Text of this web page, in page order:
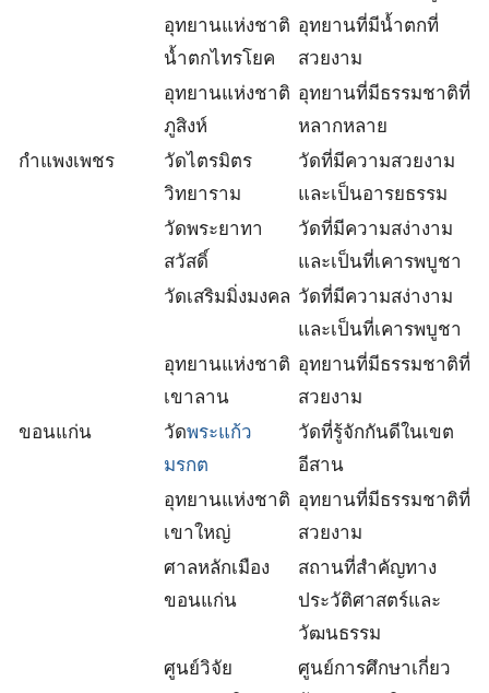
อุทยานแห่งชาติ
น้ำตกไทรโยค
อุทยานที่มีน้ำตกที่
สวยงาม
อุทยานแห่งชาติ
ภูสิงห์
อุทยานที่มีธรรมชาติที่
หลากหลาย
กำแพงเพชร
วัดไตรมิตร
วิทยาราม
วัดที่มีความสวยงาม
และเป็นอารยธรรม
วัดพระยาทา
สวัสดิ์
วัดที่มีความสง่างาม
และเป็นที่เคารพบูชา
วัดเสริมมิ่งมงคล วัดที่มีความสง่างาม
และเป็นที่เคารพบูชา
อุทยานแห่งชาติ
เขาลาน
อุทยานที่มีธรรมชาติที่
สวยงาม
ขอนแก่น
วัดพระแก้ว
มรกต
วัดที่รู้จักกันดีในเขต
อีสาน
อุทยานแห่งชาติ
เขาใหญ่
อุทยานที่มีธรรมชาติที่
สวยงาม
ศาลหลักเมือง
ขอนแก่น
สถานที่สำคัญทาง
ประวัติศาสตร์และ
วัฒนธรรม
ศูนย์วิจัย
ศูนย์การศึกษาเกี่ยว